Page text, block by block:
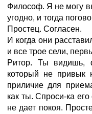
Философ. Я не могу
угодно, и тогда
Простец. Согласен.
И когда они
и все трое сели,
Ритор. Ты видишь,
который не привык
приличие для
как ты. Спроси-ка
не дает покоя.